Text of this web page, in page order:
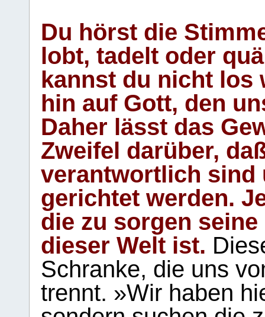
Du hörst die
lobt, tadelt oder
kannst du nicht los
hin auf Gott, den
Daher lässt das
Zweifel darüber,
verantwortlich sind
gerichtet werden.
die zu sorgen
dieser Welt ist.
Schranke, die uns
trennt. »Wir haben